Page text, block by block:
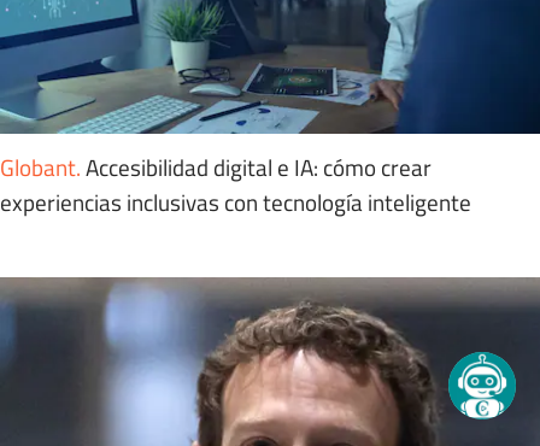
Globant.Accesibilidad digital e IA: cómo crear
experiencias inclusivas con tecnología inteligente